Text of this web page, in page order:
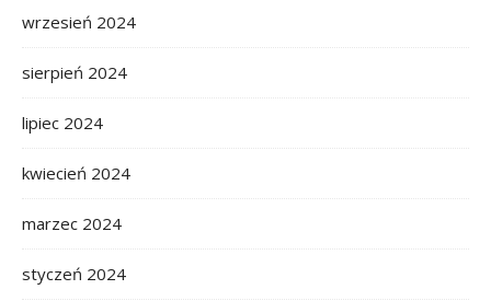
wrzesień 2024
sierpień 2024
lipiec 2024
kwiecień 2024
marzec 2024
styczeń 2024